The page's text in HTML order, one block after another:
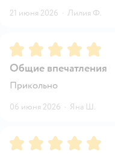
21 июня 2026 · Лилия Ф.
Рейтинг:5
Общие впечатления
Прикольно
06 июня 2026 · Яна Ш.
Рейтинг:5